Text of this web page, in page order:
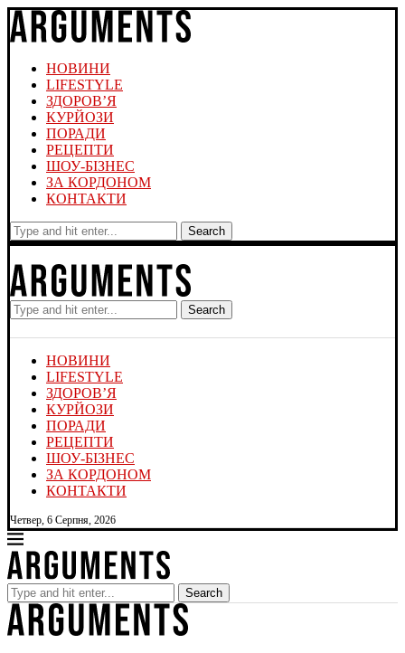
НОВИНИ
LIFESTYLE
ЗДОРОВ’Я
КУРЙОЗИ
ПОРАДИ
РЕЦЕПТИ
ШОУ-БІЗНЕС
ЗА КОРДОНОМ
КОНТАКТИ
Search
Search
НОВИНИ
LIFESTYLE
ЗДОРОВ’Я
КУРЙОЗИ
ПОРАДИ
РЕЦЕПТИ
ШОУ-БІЗНЕС
ЗА КОРДОНОМ
КОНТАКТИ
Четвер, 6 Серпня, 2026
Search